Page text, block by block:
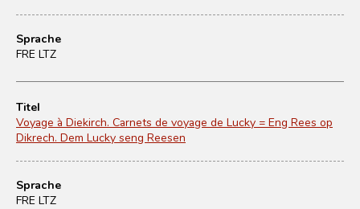
Sprache
FRE LTZ
Titel
Voyage à Diekirch. Carnets de voyage de Lucky = Eng Rees op
Dikrech. Dem Lucky seng Reesen
Sprache
FRE LTZ